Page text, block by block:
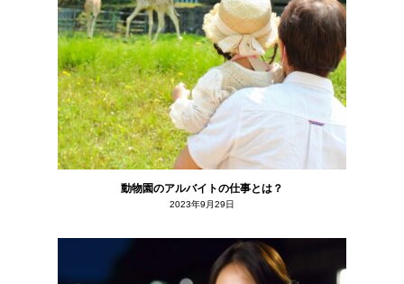
動物園のアルバイトの仕事とは？
2023年9月29日